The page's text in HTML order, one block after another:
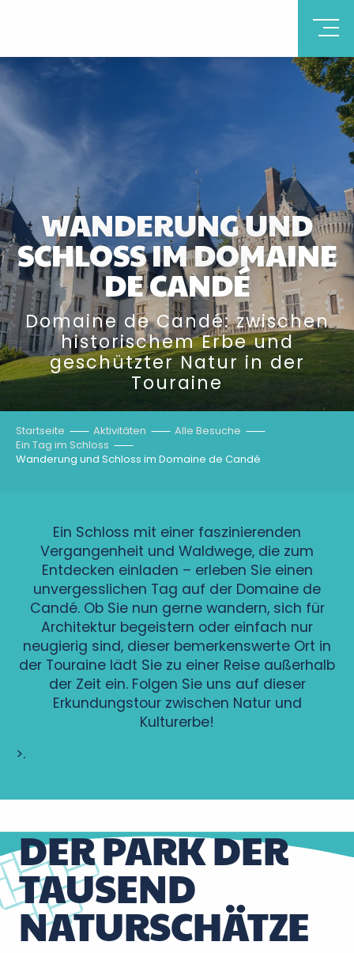
WANDERUNG UND
SCHLOSS IM DOMAINE
DE CANDÉ
Domaine de Candé: zwischen
historischem Erbe und
geschützter Natur in der
Touraine
Startseite Aktivitäten
Alle Besuche
Ein Tag im Schloss
Wanderung und Schloss im Domaine de Candé
Ein Schloss mit einer faszinierenden
Vergangenheit und Waldwege, die zum
Entdecken einladen – erleben Sie einen
unvergesslichen Tag auf der Domaine de
Candé. Ob Sie nun gerne wandern, sich für
Architektur begeistern oder einfach nur
neugierig sind, dieser bemerkenswerte Ort in
der Touraine lädt Sie zu einer Reise außerhalb
der Zeit ein. Folgen Sie uns auf dieser
Erkundungstour zwischen Natur und
Kulturerbe!
>.
DER PARK DER
TAUSEND
NATURSCHÄTZE